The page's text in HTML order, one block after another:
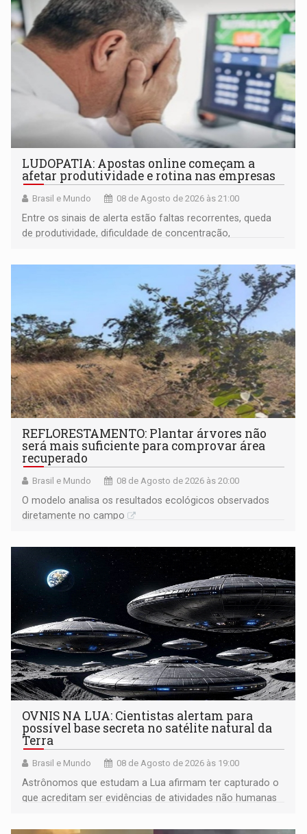
LUDOPATIA: Apostas online começam a
afetar produtividade e rotina nas empresas
Brasil e Mundo 08 de Agosto de 2026 às 21:00
Entre os sinais de alerta estão faltas recorrentes, queda
de produtividade, dificuldade de concentração,
REFLORESTAMENTO: Plantar árvores não
será mais suficiente para comprovar área
recuperado
Brasil e Mundo 08 de Agosto de 2026 às 20:00
O modelo analisa os resultados ecológicos observados
diretamente no campo
OVNIS NA LUA: Cientistas alertam para
possível base secreta no satélite natural da
Terra
Brasil e Mundo 08 de Agosto de 2026 às 19:00
Astrônomos que estudam a Lua afirmam ter capturado o
que acreditam ser evidências de atividades não humanas
órbita